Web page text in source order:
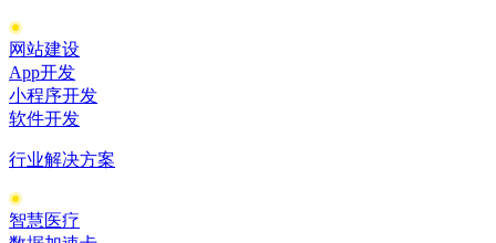
网站建设
App开发
小程序开发
软件开发
行业解决方案
智慧医疗